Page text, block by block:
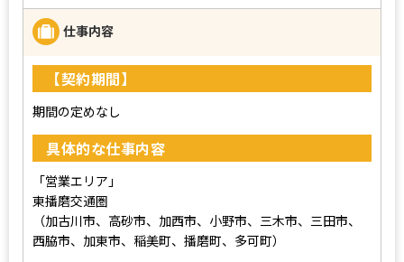
仕事内容
【契約期間】
期間の定めなし
具体的な仕事内容
「営業エリア」
東播磨交通圏
（加古川市、高砂市、加西市、小野市、三木市、三田市、
西脇市、加東市、稲美町、播磨町、多可町）